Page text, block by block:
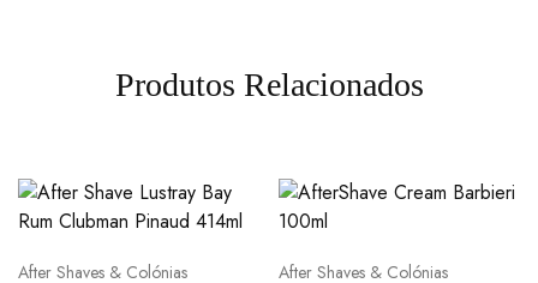
Produtos Relacionados
After Shaves & Colónias After Shaves & Colónias